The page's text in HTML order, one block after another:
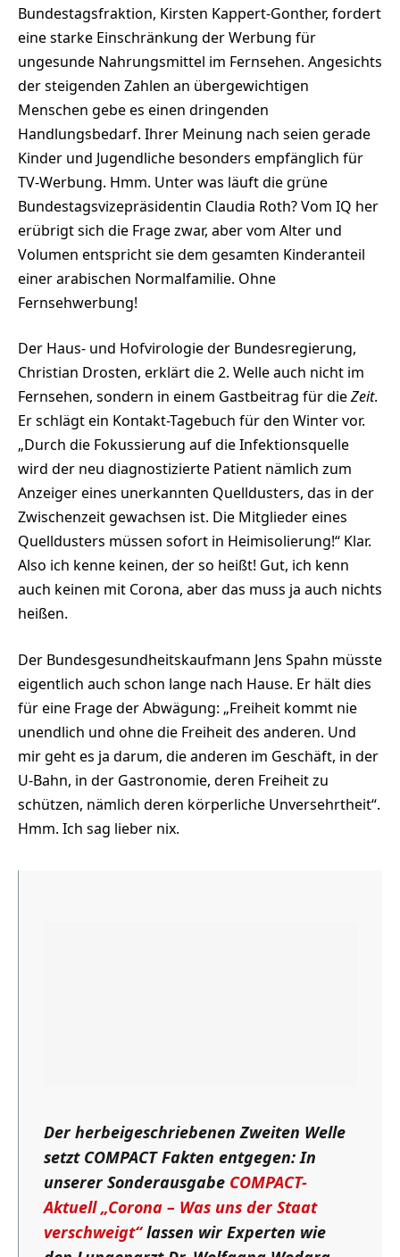
Bundestagsfraktion, Kirsten Kappert-Gonther, fordert
eine starke Einschränkung der Werbung für
ungesunde Nahrungsmittel im Fernsehen. Angesichts
der steigenden Zahlen an übergewichtigen
Menschen gebe es einen dringenden
Handlungsbedarf. Ihrer Meinung nach seien gerade
Kinder und Jugendliche besonders empfänglich für
TV-Werbung. Hmm. Unter was läuft die grüne
Bundestagsvizepräsidentin Claudia Roth? Vom IQ her
erübrigt sich die Frage zwar, aber vom Alter und
Volumen entspricht sie dem gesamten Kinderanteil
einer arabischen Normalfamilie. Ohne
Fernsehwerbung!
Der Haus- und Hofvirologie der Bundesregierung,
Christian Drosten, erklärt die 2. Welle auch nicht im
Fernsehen, sondern in einem Gastbeitrag für dieZeit.
Er schlägt ein Kontakt-Tagebuch für den Winter vor.
„Durch die Fokussierung auf die Infektionsquelle
wird der neu diagnostizierte Patient nämlich zum
Anzeiger eines unerkannten Quelldusters, das in der
Zwischenzeit gewachsen ist. Die Mitglieder eines
Quelldusters müssen sofort in Heimisolierung!“ Klar.
Also ich kenne keinen, der so heißt! Gut, ich kenn
auch keinen mit Corona, aber das muss ja auch nichts
heißen.
Der Bundesgesundheitskaufmann Jens Spahn müsste
eigentlich auch schon lange nach Hause. Er hält dies
für eine Frage der Abwägung: „Freiheit kommt nie
unendlich und ohne die Freiheit des anderen. Und
mir geht es ja darum, die anderen im Geschäft, in der
U-Bahn, in der Gastronomie, deren Freiheit zu
schützen, nämlich deren körperliche Unversehrtheit“.
Hmm. Ich sag lieber nix.
Der herbeigeschriebenen Zweiten Welle
setzt COMPACT Fakten entgegen: In
unserer Sonderausgabe COMPACT-
Aktuell „Corona – Was uns der Staat
verschweigt“lassen wir Experten wie